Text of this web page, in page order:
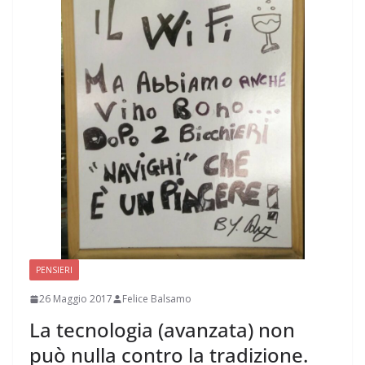
PENSIERI
26 Maggio 2017 Felice Balsamo
La tecnologia (avanzata) non
può nulla contro la tradizione.